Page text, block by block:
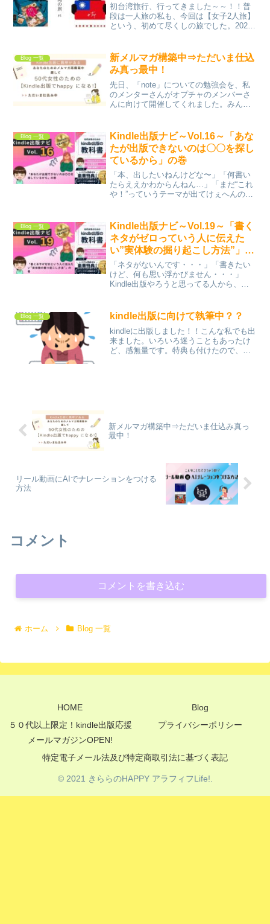
初台湾旅行、行ってきました～～！！普
段は一人旅の私も、今回は【女子2人旅】
という、初めて尽くしの旅でした。2025
発！！チェックインに手間取りたくない
のでいつも早...
Blog 一覧
新メルマガ構築中⇒ただいま仕込
み真っ最中！
先日、「note」についての勉強会を、私
のメンターさんがオプチャのメンバーさ
んに向けて開催してくれました。みんな
て思いました。でね。勉強会の終わりに
メンターさんが...
Blog 一覧
Kindle出版ナビ～Vol.16～「あな
たが出版できないのは〇〇を探し
ているから」の巻
「本、出したいねんけどな〜」「何書い
たらええかわからんねん…」「まだ“これ
や！”っていうテーマが出てけぇへんの
最初の1冊出すまで半年以上はかかったも
ん。でもな、今ならハ...
Blog 一覧
Kindle出版ナビ～Vol.19～「書く
ネタがゼロっていう人に伝えた
い”実体験の掘り起こし方法”」の
巻
「ネタがないんです・・・」「書きたい
けど、何も思い浮かびません・・・」
Kindle出版やろうと思ってる人から、こ
もな、わたしからしたらこう言いたい👇
「あんたなぁ～、人生...
Blog 一覧 kindle出版に向けて執筆中？？
kindleに出版しました！！こんな私でも出
来ました。いろいろ迷うこともあったけ
ど、感無量です。特典も付けたので、読
新メルマガ構築中⇒ただいま仕込み真っ
最中！
リール動画にAIでナレーションをつける
方法
コメント
コメントを書き込む
ホーム Blog 一覧
HOME
Blog
５０代以上限定！kindle出版応援
メールマガジンOPEN!
プライバシーポリシー
特定電子メール法及び特定商取引法に基づく表記
© 2021 きららのHAPPY アラフィフLife!.